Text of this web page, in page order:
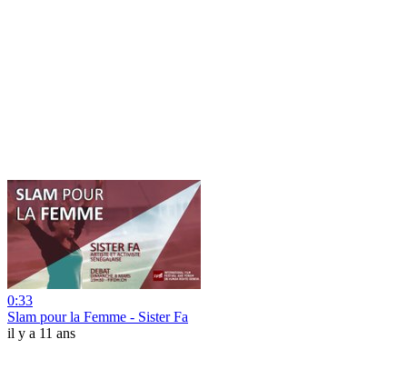
0:33
Slam pour la Femme - Sister Fa
il y a 11 ans